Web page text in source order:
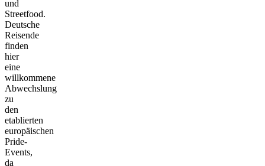
und
Streetfood.
Deutsche
Reisende
finden
hier
eine
willkommene
Abwechslung
zu
den
etablierten
europäischen
Pride-
Events,
da